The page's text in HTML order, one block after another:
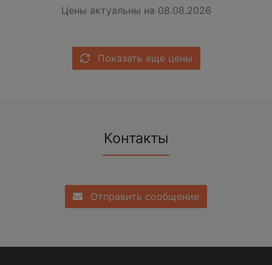
Цены актуальны на 08.08.2026
Показать еще цены
Контакты
Отправить сообщение